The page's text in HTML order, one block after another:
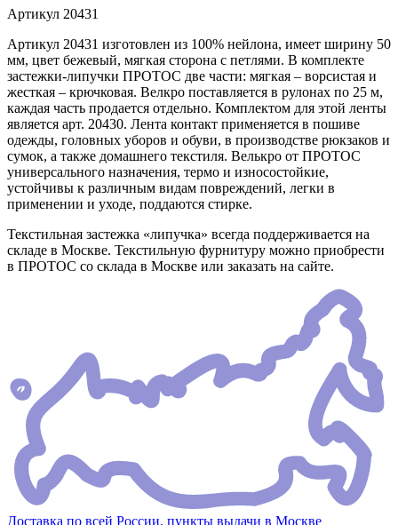
Артикул 20431
Артикул 20431 изготовлен из 100% нейлона, имеет ширину 50
мм, цвет бежевый, мягкая сторона с петлями. В комплекте
застежки-липучки ПРОТОС две части: мягкая – ворсистая и
жесткая – крючковая. Велкро поставляется в рулонах по 25 м,
каждая часть продается отдельно. Комплектом для этой ленты
является арт. 20430. Лента контакт применяется в пошиве
одежды, головных уборов и обуви, в производстве рюкзаков и
сумок, а также домашнего текстиля. Велькро от ПРОТОС
универсального назначения, термо и износостойкие,
устойчивы к различным видам повреждений, легки в
применении и уходе, поддаются стирке.
Текстильная застежка «липучка» всегда поддерживается на
складе в Москве. Текстильную фурнитуру можно приобрести
в ПРОТОС со склада в Москве или заказать на сайте.
Доставка по всей России, пункты выдачи в Москве